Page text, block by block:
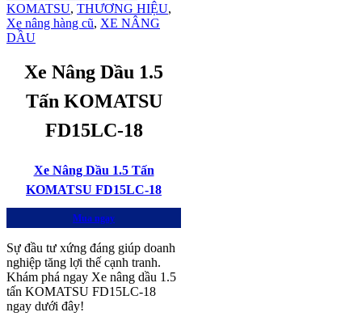
KOMATSU, THƯƠNG HIỆU,
Xe nâng hàng cũ, XE NÂNG
DẦU
Xe Nâng Dầu 1.5
Tấn KOMATSU
FD15LC-18
Xe Nâng Dầu 1.5 Tấn
KOMATSU FD15LC-18
Mua ngay
Sự đầu tư xứng đáng giúp doanh
nghiệp tăng lợi thế cạnh tranh.
Khám phá ngay Xe nâng dầu 1.5
tấn KOMATSU FD15LC-18
ngay dưới đây!